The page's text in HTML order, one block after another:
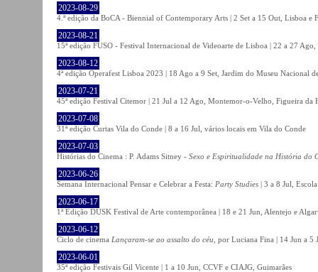
2023-08-29
4.ª edição da BoCA - Biennial of Contemporary Arts | 2 Set a 15 Out, Lisboa e
2023-08-21
15ª edição FUSO - Festival Internacional de Videoarte de Lisboa | 22 a 27
2023-08-12
4ª edição Operafest Lisboa 2023 | 18 Ago a 9 Set, Jardim do Museu Nacional
2023-07-21
45ª edição Festival Citemor | 21 Jul a 12 Ago, Montemor-o-Velho, Figueira da
2023-07-08
31ª edição Curtas Vila do Conde | 8 a 16 Jul, vários locais em Vila do Conde
2023-07-03
Histórias do Cinema : P. Adams Sitney - Sexo e Espiritualidade na História do
2023-06-26
Semana Internacional Pensar e Celebrar a Festa: Party Studies | 3 a 8 Jul,
2023-06-17
1ª Edição DUSK Festival de Arte contemporânea | 18 e 21 Jun, Alentejo e
2023-06-12
Ciclo de cinema Lançaram-se ao assalto do céu , por Luciana Fina | 14 Jun a 5
2023-06-01
35ª edição Festivais Gil Vicente | 1 a 10 Jun, CCVF e CIAJG, Guimarães